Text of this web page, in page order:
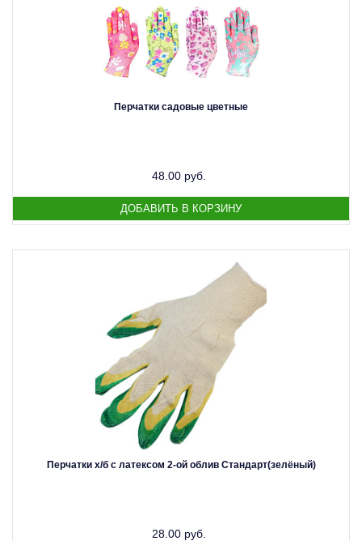
Перчатки садовые цветные
48.00 руб.
Перчатки х/б с латексом 2-ой облив Стандарт(зелёный)
28.00 руб.